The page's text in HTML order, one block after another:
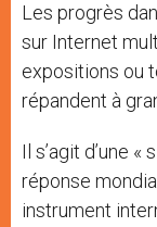
Les progrès
sur Internet
expositions ou
répandent à
Il s’agit d’une
réponse
instrument